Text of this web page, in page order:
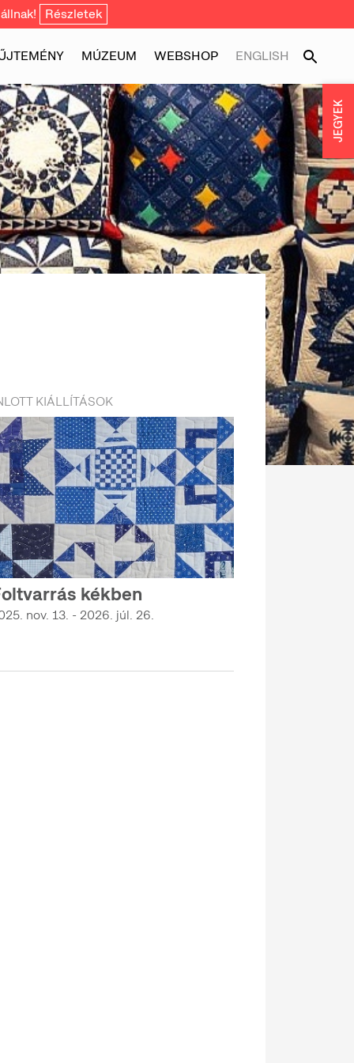
Részletek
MÚZEUM WEBSHOP ENGLISH
KIÁLLÍTÁSOK
kékben
nov. 13. - 2026. júl. 26.
JEGYEK